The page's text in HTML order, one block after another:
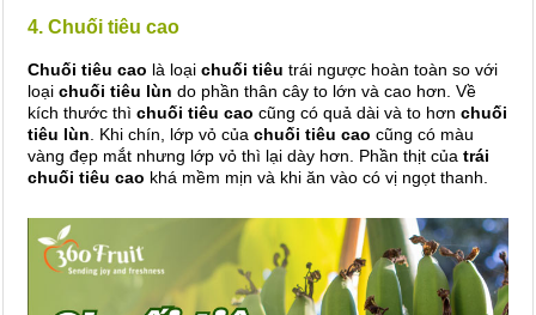
4. Chuối tiêu cao
Chuối tiêu cao là loại chuối tiêu trái ngược hoàn toàn so với
loại chuối tiêu lùn do phần thân cây to lớn và cao hơn. Về
kích thước thì chuối tiêu cao cũng có quả dài và to hơn chuối
tiêu lùn . Khi chín, lớp vỏ của chuối tiêu cao cũng có màu
vàng đẹp mắt nhưng lớp vỏ thì lại dày hơn. Phần thịt của trái
chuối tiêu cao khá mềm mịn và khi ăn vào có vị ngọt thanh.